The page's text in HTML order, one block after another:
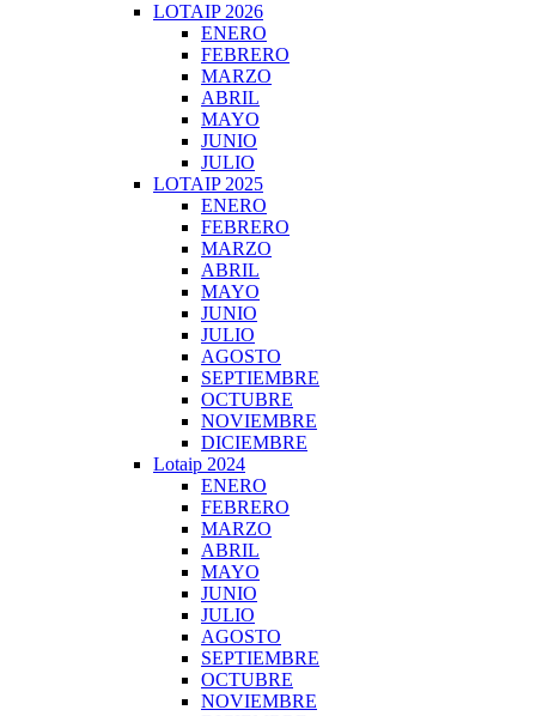
LOTAIP 2026
ENERO
FEBRERO
MARZO
ABRIL
MAYO
JUNIO
JULIO
LOTAIP 2025
ENERO
FEBRERO
MARZO
ABRIL
MAYO
JUNIO
JULIO
AGOSTO
SEPTIEMBRE
OCTUBRE
NOVIEMBRE
DICIEMBRE
Lotaip 2024
ENERO
FEBRERO
MARZO
ABRIL
MAYO
JUNIO
JULIO
AGOSTO
SEPTIEMBRE
OCTUBRE
NOVIEMBRE